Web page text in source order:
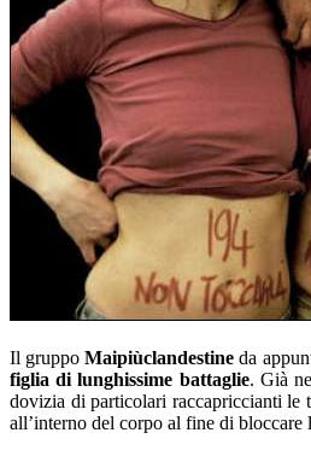
Il gruppoMaipiùclandestine da
figlia di lunghissime battaglie. Già
dovizia di particolari raccapriccianti le
all’interno del corpo al fine di bloccare